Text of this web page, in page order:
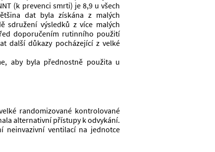
(k prevenci smrti) je 8,9 u všech
dat byla získána z malých
sdružení výsledků z více malých
doporučením rutinního použití
další důkazy pocházející z velké
aby byla přednostně použita u
randomizované kontrolované
alternativní přístupy k odvykání.
neinvazivní ventilací na jednotce